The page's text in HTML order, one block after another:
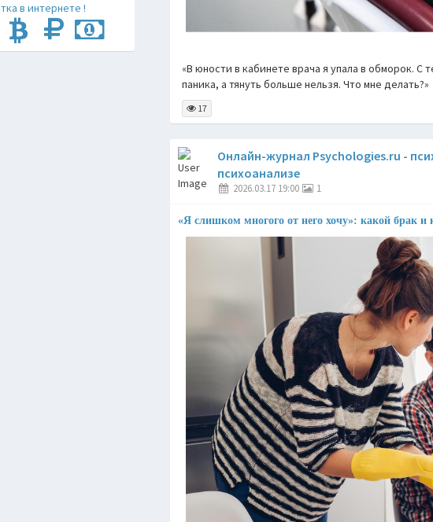
в интернете !
«В юности в кабинете врача я упала в обморок. С
паника, а тянуть больше нельзя. Что мне делать?»
17
Онлайн-журнал Psychologies.ru -
психоанализе
2026.03.17 19:00 1
«Я слишком многого от него хочу»: какой брак